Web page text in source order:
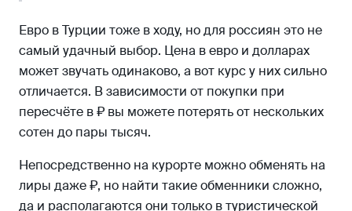
Евро в Турции тоже в ходу, но для россиян это не
самый удачный выбор. Цена в евро и долларах
может звучать одинаково, а вот курс у них сильно
отличается. В зависимости от покупки при
пересчёте в ₽ вы можете потерять от нескольких
сотен до пары тысяч.
Непосредственно на курорте можно обменять на
лиры даже ₽, но найти такие обменники сложно,
да и располагаются они только в туристической